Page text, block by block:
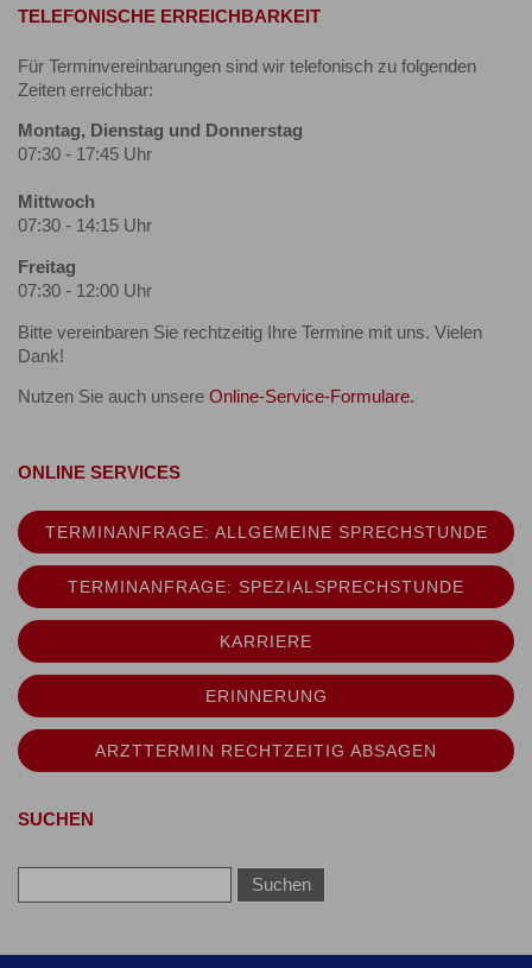
TELEFONISCHE ERREICHBARKEIT
Für Terminvereinbarungen sind wir telefonisch zu folgenden
Zeiten erreichbar:
Montag, Dienstag und Donnerstag
07:30 - 17:45 Uhr
Mittwoch
07:30 - 14:15 Uhr
Freitag
07:30 - 12:00 Uhr
Bitte vereinbaren Sie rechtzeitig Ihre Termine mit uns. Vielen
Dank!
Nutzen Sie auch unsere Online-Service-Formulare.
ONLINE SERVICES
TERMINANFRAGE: ALLGEMEINE SPRECHSTUNDE
TERMINANFRAGE: SPEZIALSPRECHSTUNDE
KARRIERE
ERINNERUNG
ARZTTERMIN RECHTZEITIG ABSAGEN
SUCHEN